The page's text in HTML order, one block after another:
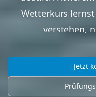
Wetterkurs
verstehen,
Jetzt